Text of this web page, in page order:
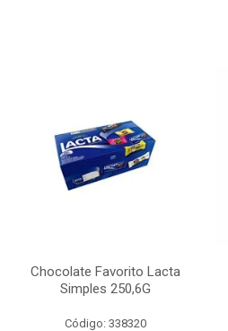
Chocolate Favorito Lacta
Simples 250,6G
Código: 338320